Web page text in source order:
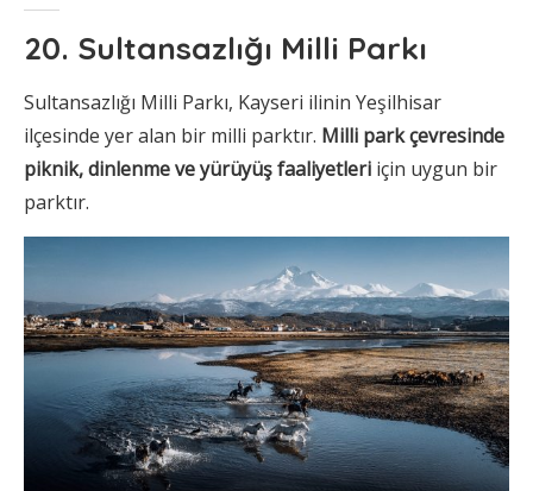
20. Sultansazlığı Milli Parkı
Sultansazlığı Milli Parkı, Kayseri ilinin Yeşilhisar
ilçesinde yer alan bir milli parktır. Milli park çevresinde
piknik, dinlenme ve yürüyüş faaliyetleri için uygun bir
parktır.